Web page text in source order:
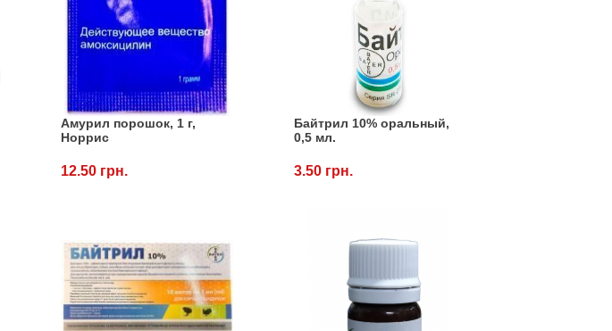
Амурил порошок, 1 г,
Норрис
12.50 грн.
Байтрил 10% оральный,
0,5 мл.
3.50 грн.